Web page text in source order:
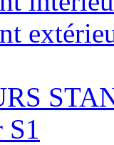
S1